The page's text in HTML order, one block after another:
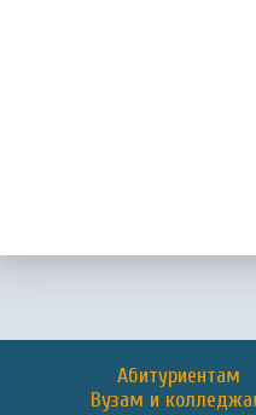
Абитуриентам
Вузам и